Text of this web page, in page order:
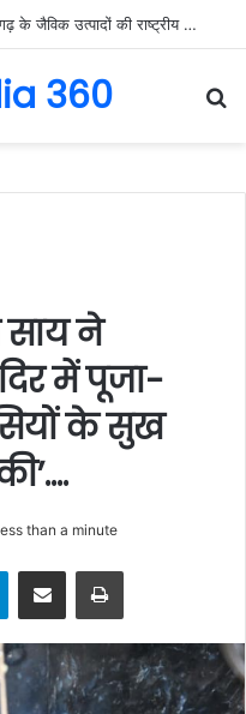
मुख्यमंत्री विष्णुदेव साय के नेतृत्व में छत्तीसगढ़ के जैविक उत्पादों की राष्ट्रीय मंच पर गूंज, बायोफैच इंडिया-2026 में गौरेला-पेंड्रा-मरवाही के विष्णुभोग चावल और केवची के प्राकृतिक शहद ने बटोरी सराहना….
360
साय ने
में पूजा-
के सुख
than a minute
TelegramShare via Email Print